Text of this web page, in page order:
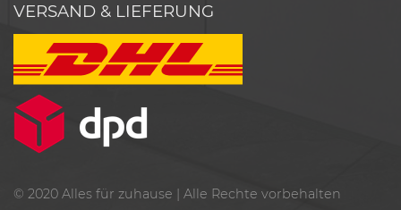
VERSAND & LIEFERUNG
© 2020 Alles für zuhause | Alle Rechte vorbehalten